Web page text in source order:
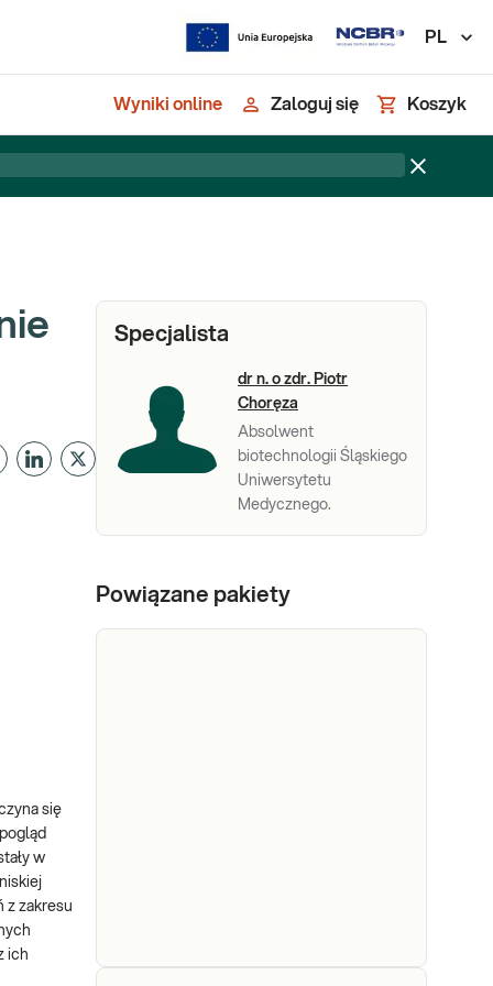
PL
Wyniki online Zaloguj się Koszyk
się
w
z zakresu
ich
Specjalista
dr n. o zdr. Piotr
Choręza
Absolwent
biotechnologii Śląskiego
Uniwersytetu
Medycznego.
Powiązane pakiety